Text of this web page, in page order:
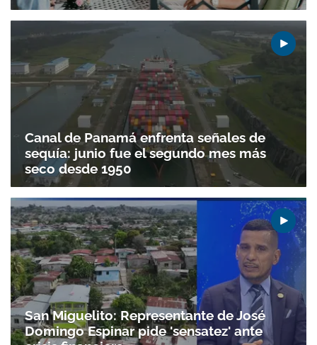
Canal de Panamá enfrenta señales de
sequía: junio fue el segundo mes más
seco desde 1950
San Miguelito: Representante de José
Domingo Espinar pide 'sensatez' ante